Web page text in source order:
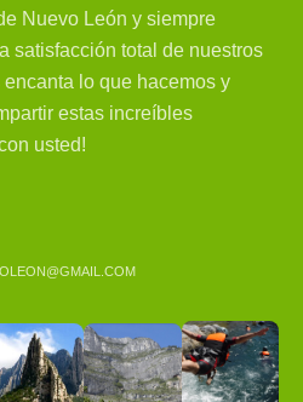
Nuevo León y siempre
satisfacción total de nuestros
encanta lo que hacemos y
estas increíbles
usted!